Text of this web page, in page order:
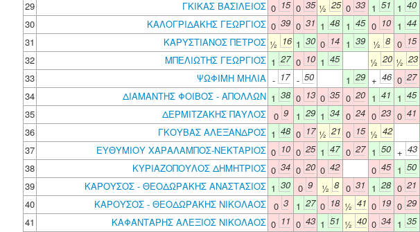
29
ΓΚΙΚΑΣ ΒΑΣΙΛΕΙΟΣ 0 15 0 35 ½ 25 0 33 1 51 1 40
30
ΚΑΛΟΓΡΙΔΑΚΗΣ ΓΕΩΡΓΙΟΣ 0 39 0 31 1 48 1 45 0 10 1 44
31
ΚΑΡΥΣΤΙΑΝΟΣ ΠΕΤΡΟΣ ½ 16 1 30 0 14 1 39 ½ 8 0 15
32
ΜΠΕΛΙΩΤΗΣ ΓΕΩΡΓΙΟΣ 1 27 0 10 1 45 ½ 20 ½ 23
33
ΨΩΦΙΜΗ ΜΗΛΙΑ - 17 - 50 1 29 + 46 0 27
34
ΔΙΑΜΑΝΤΗΣ ΦΟΙΒΟΣ - ΑΠΟΛΛΩΝ 1 38 0 13 0 35 0 20 1 41 1 45
35
ΔΕΡΜΙΤΖΑΚΗΣ ΠΑΥΛΟΣ 0 9 1 29 1 34 0 24 0 23 0 41
36
ΓΚΟΥΒΑΣ ΑΛΕΞΑΝΔΡΟΣ 1 48 0 17 ½ 21 0 15 ½ 42
37
ΕΥΘΥΜΙΟΥ ΧΑΡΑΛΑΜΠΟΣ-ΝΕΚΤΑΡΙΟΣ 0 10 0 25 1 47 0 27 1 50 + 43
38
ΚΥΡΙΑΖΟΠΟΥΛΟΣ ΔΗΜΗΤΡΙΟΣ 0 34 0 20 0 42 0 45 1 50
39
ΚΑΡΟΥΣΟΣ - ΘΕΟΔΩΡΑΚΗΣ ΑΝΑΣΤΑΣΙΟΣ 1 30 0 9 ½ 8 0 31 1 28 0 21
40
ΚΑΡΟΥΣΟΣ - ΘΕΟΔΩΡΑΚΗΣ ΝΙΚΟΛΑΟΣ 0 3 1 27 0 18 ½ 41 0 19 0 29
41
ΚΑΦΑΝΤΑΡΗΣ ΑΛΕΞΙΟΣ ΝΙΚΟΛΑΟΣ 0 11 0 43 1 51 ½ 40 0 34 1 35